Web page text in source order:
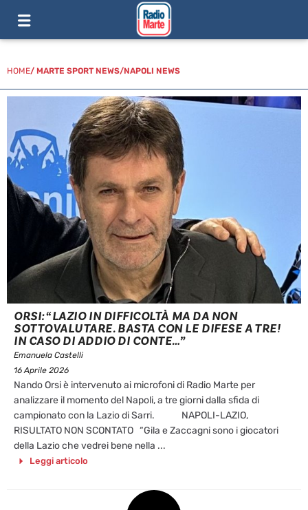
HOME/ MARTE SPORT NEWS/NAPOLI NEWS
ORSI: “LAZIO IN DIFFICOLTÀ MA DA NON
SOTTOVALUTARE. BASTA CON LE DIFESE A TRE!
IN CASO DI ADDIO DI CONTE…”
Emanuela Castelli
16 Aprile 2026
Nando Orsi è intervenuto ai microfoni di Radio Marte per
analizzare il momento del Napoli, a tre giorni dalla sfida di
campionato con la Lazio di Sarri. NAPOLI-LAZIO,
RISULTATO NON SCONTATO “Gila e Zaccagni sono i giocatori
della Lazio che vedrei bene nella ...
Leggi articolo